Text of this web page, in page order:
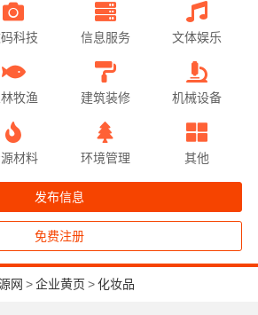
科技 信息服务 文体娱乐
牧渔 建筑装修 机械设备
材料 环境管理 其他
发布信息
免费注册
网 >企业黄页 >化妆品